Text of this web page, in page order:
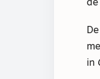
de
in